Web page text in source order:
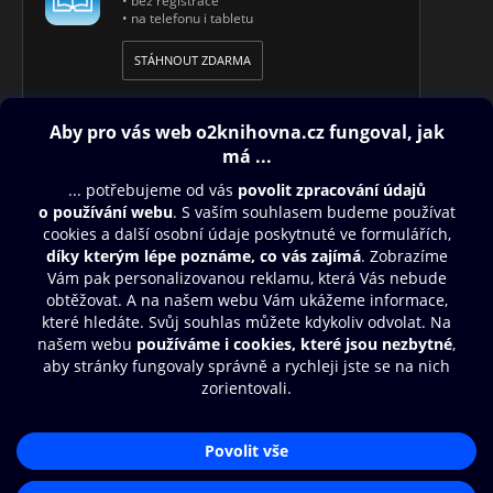
vestavěných v operačních systémech Windows XP a 2000.
Encrypting File System je tématem šesté kapitoly, v níž se
seznámíte s novým způsobem ochrany dat ve Windows 2000
a Windows XP Professional, který je založen na kódování
souborů. V poslední kapitole najdete přehled zkrácených
postupů nejdůležitějších činností. Kniha je doplněna
praktickým slovníčkem důležitých pojmů a přehledem portů
• na telefonu i tabletu
STÁHNOUT ZDARMA
Obsah ke stažení
Moje O2 Knihovna
Další zábava
© O2 Czech Republic a.s.
Zásady zpracování osobních údajůAplikace O2 Knihovna